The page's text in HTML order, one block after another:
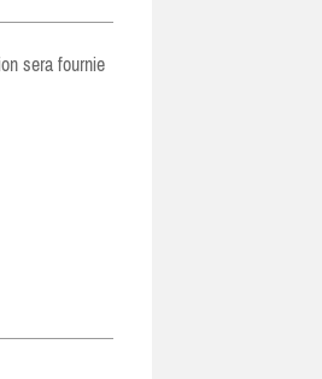
sera fournie